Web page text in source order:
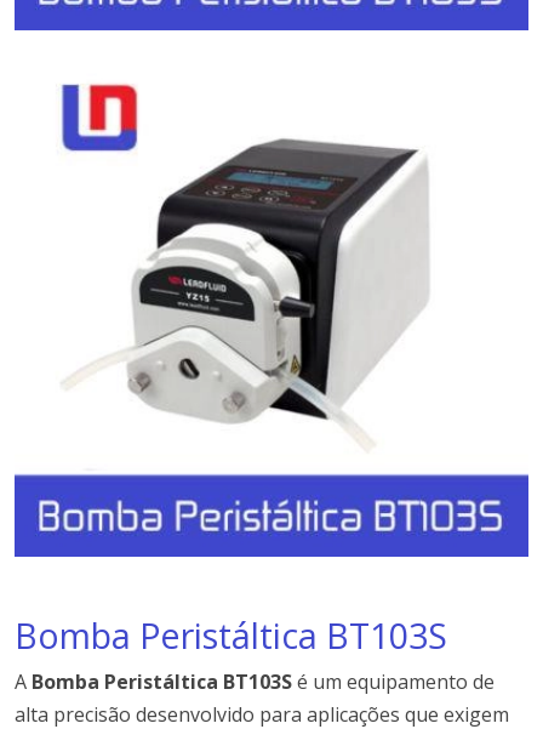
Bomba Peristáltica BT103S
A Bomba Peristáltica BT103Sé um equipamento de
alta precisão desenvolvido para aplicações que exigem